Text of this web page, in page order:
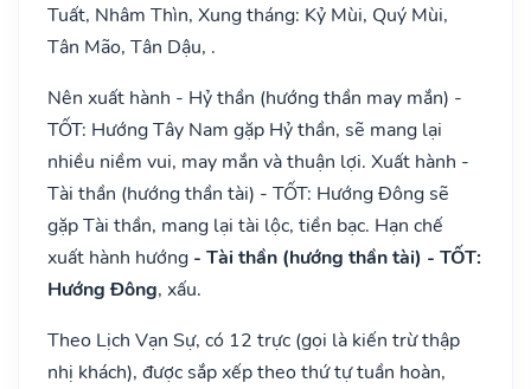
Tuất, Nhâm Thìn, Xung tháng: Kỷ Mùi, Quý Mùi,
Tân Mão, Tân Dậu, .
Nên xuất hành - Hỷ thần (hướng thần may mắn) -
TỐT: Hướng Tây Nam gặp Hỷ thần, sẽ mang lại
nhiều niềm vui, may mắn và thuận lợi. Xuất hành -
Tài thần (hướng thần tài) - TỐT: Hướng Đông sẽ
gặp Tài thần, mang lại tài lộc, tiền bạc. Hạn chế
xuất hành hướng - Tài thần (hướng thần tài) - TỐT:
Hướng Đông, xấu.
Theo Lịch Vạn Sự, có 12 trực (gọi là kiến trừ thập
nhị khách), được sắp xếp theo thứ tự tuần hoàn,